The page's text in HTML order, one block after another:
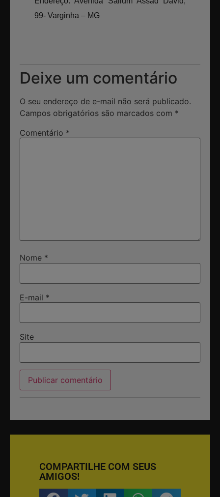
99- Varginha – MG
Deixe um comentário
O seu endereço de e-mail não será publicado.
Campos obrigatórios são marcados com *
Comentário *
Nome *
E-mail *
Site
COMPARTILHE COM SEUS
AMIGOS!